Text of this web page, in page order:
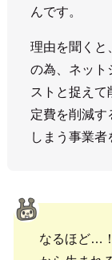
んです。
理由を聞くと
の為、ネット
ストと捉えて
定費を削減す
しまう事業者
なるほど…